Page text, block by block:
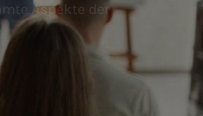
Aspekte der